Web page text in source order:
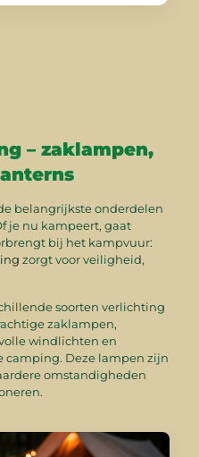
– zaklampen,
belangrijkste onderdelen
je nu kampeert, gaat
bij het kampvuur:
zorgt voor veiligheid,
soorten verlichting
zaklampen,
windlichten en
camping. Deze lampen zijn
omstandigheden